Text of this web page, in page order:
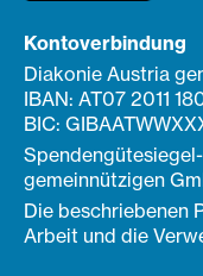
Kontoverbindung
Diakonie Austria
IBAN: AT07 2011
BIC:
gemeinnützigen
Die beschriebenen
Arbeit und die